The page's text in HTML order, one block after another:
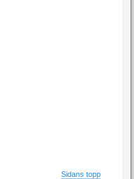
Sidans topp